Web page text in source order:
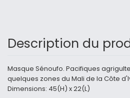
Description du
Masque Sénoufo. Pacifiques
quelques zones du Mali de la Côte
Dimensions: 45(H) x 22(L)